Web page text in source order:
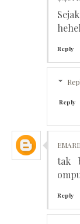
Reply
Reply
tak
Reply